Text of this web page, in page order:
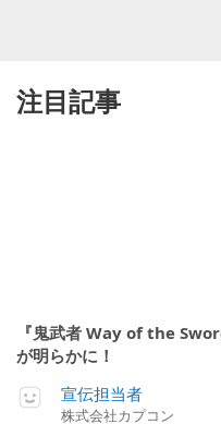
注目記事
『鬼武者 Way of the
が明らかに！
宣伝担当者
株式会社カプコン